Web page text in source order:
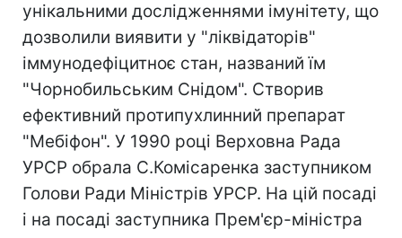
унікальними дослідженнями імунітету, що
дозволили виявити у "ліквідаторів"
іммунодефіцитноє стан, названий їм
"Чорнобильським Снідом". Створив
ефективний протипухлинний препарат
"Мебіфон". У 1990 році Верховна Рада
УРСР обрала С.Комісаренка заступником
Голови Ради Міністрів УРСР. На цій посаді
і на посаді заступника Прем'єр-міністра